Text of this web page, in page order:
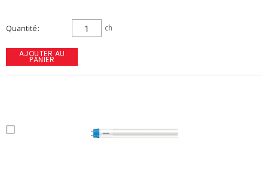
Quantité ch
AJOUTER AU
PANIER